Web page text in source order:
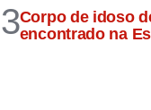
3Corpo de idoso
encontrado na